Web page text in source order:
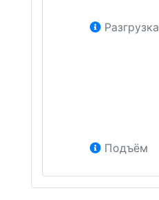
Разгрузка
Подъём